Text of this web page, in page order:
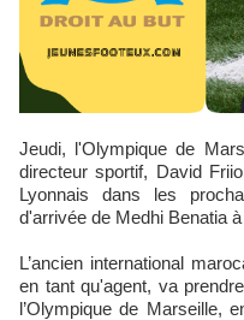
Jeudi, l'Olympique de Marseille a officialisé le départ de son
directeur sportif, David
Lyonnais dans les
d'arrivée de Medhi Benatia
L’ancien international
en tant qu'agent, va
l’Olympique de Marseille,